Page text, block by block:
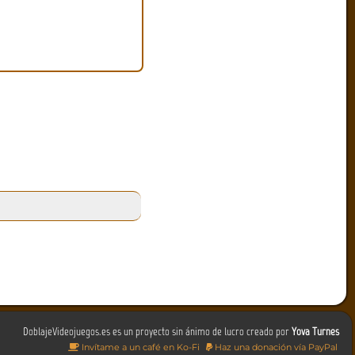
DoblajeVideojuegos.es es un proyecto sin ánimo de lucro creado porYova Turnes
Invítame a un café en Ko-Fi Haz una donación vía PayPal